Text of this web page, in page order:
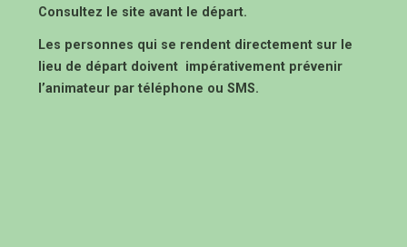
Consultez le site avant le départ.
Les personnes qui se rendent directement sur le
lieu de départ doivent impérativement prévenir
l’animateur par téléphone ou SMS.